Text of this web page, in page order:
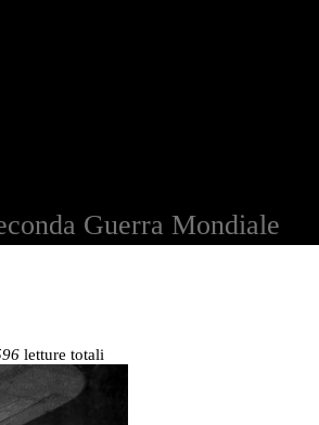
Guerra Mondiale
letture totali